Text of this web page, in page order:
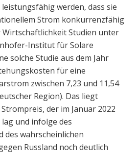
werden, dass sie
Strom konkurrenzfähig
Wirtschaftlichkeit Studien unter
Institut für Solare
solche Studie aus dem Jahr
für eine
zwischen 7,23 und 11,54
Region). Das liegt
der im Januar 2022
und infolge des
des wahrscheinlichen
Russland noch deutlich